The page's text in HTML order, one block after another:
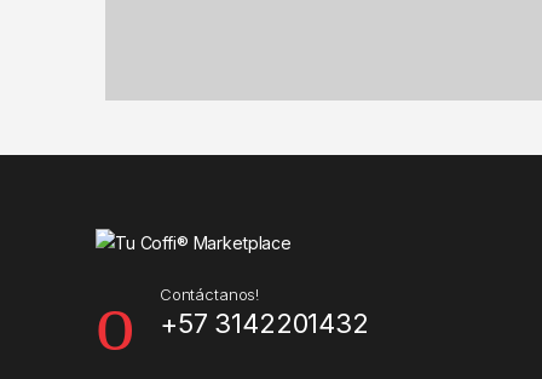
Contáctanos!
+57 3142201432